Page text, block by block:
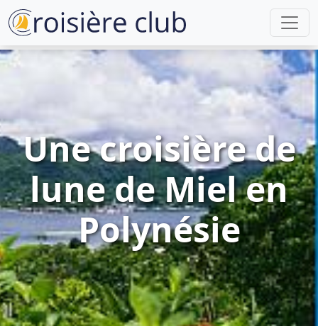
Une croisière de
lune de Miel en
Polynésie